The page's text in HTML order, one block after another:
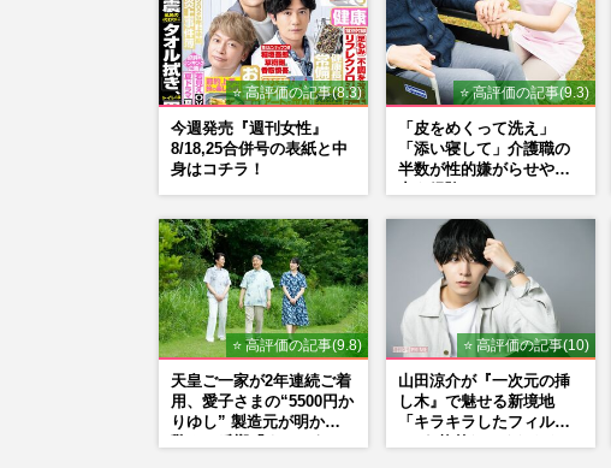
⭐ 高評価の記事(8.3)
今週発売『週刊女性』
8/18,25合併号の表紙と中
身はコチラ！
⭐ 高評価の記事(9.3)
「皮をめくって洗え」
「添い寝して」介護職の
半数が性的嫌がらせや暴
⭐ 高評価の記事(9.8)
天皇ご一家が2年連続ご着
用、愛子さまの“5500円か
りゆし” 製造元が明かす
⭐ 高評価の記事(10)
山田涼介が『一次元の挿
し木』で魅せる新境地
「キラキラしたフィルタ